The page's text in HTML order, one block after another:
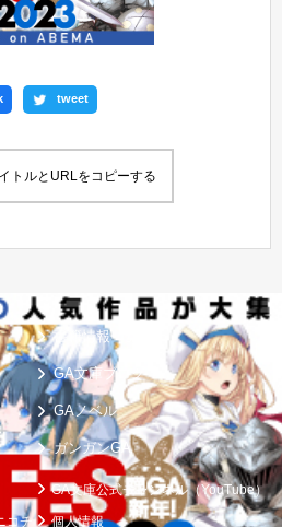
tweet
トルとURLをコピーする
書籍情報一覧
GA文庫ブログ
GAノベル
ガンガンGA
GA文庫公式チャンネル（YouTube）
コチ 個人情報